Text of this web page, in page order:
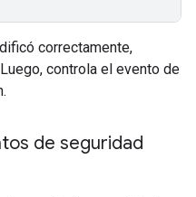
correctamente,
controla el evento de
de seguridad